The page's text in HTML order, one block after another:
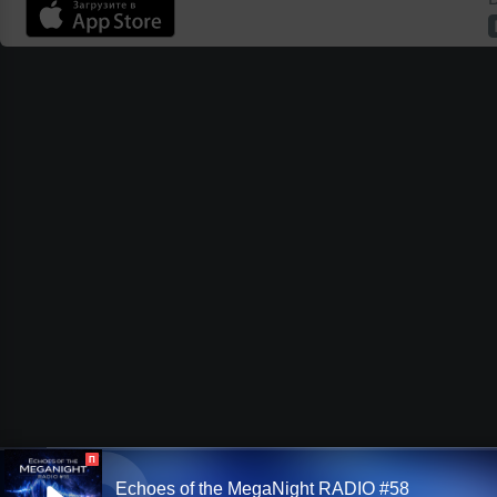
П
Echoes of the MegaNight RADIO #58